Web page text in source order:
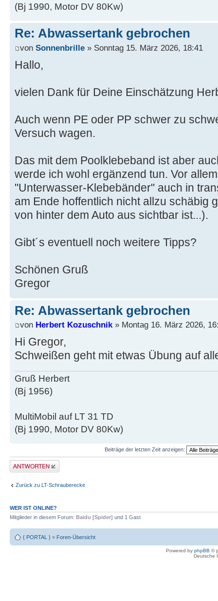
(Bj 1990, Motor DV 80Kw)
Re: Abwassertank gebrochen
von Sonnenbrille » Sonntag 15. März 2026, 18:41
Hallo,
vielen Dank für Deine Einschätzung
Auch wenn PE oder PP schwer zu
Versuch wagen.
Das mit dem Poolklebeband ist aber
werde ich wohl ergänzend tun. Vor
"Unterwasser-Klebebänder" auch in
am Ende hoffentlich nicht allzu schäbig
von hinter dem Auto aus sichtbar ist...).
Gibt´s eventuell noch weitere Tipps?
Schönen Gruß
Gregor
Re: Abwassertank gebrochen
von Herbert Kozuschnik» Montag 16. März 2026,
Hi Gregor,
Schweißen geht mit etwas Übung auf
Gruß Herbert
(Bj 1956)
MultiMobil auf LT 31 TD
(Bj 1990, Motor DV 80Kw)
Beiträge der letzten Zeit anzeigen:
Antwort erstellen
Zurück zu LT-Schrauberecke
WER IST ONLINE?
Mitglieder in diesem Forum: Baidu [Spider] und 1 Gast
{ PORTAL } » Foren-Übersicht
Powered by phpBB ©
Deutsche